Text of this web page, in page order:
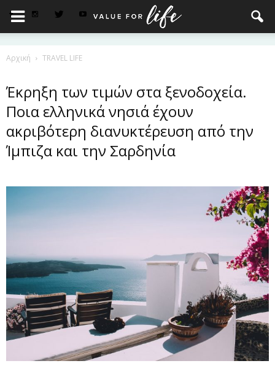
Αρχική TRAVEL LIFE
Έκρηξη των τιμών στα ξενοδοχεία.
Ποια ελληνικά νησιά έχουν
ακριβότερη διανυκτέρευση από την
Ίμπιζα και την Σαρδηνία